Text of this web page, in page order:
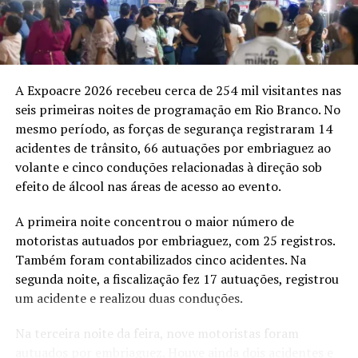
As diferenças regionais são mais acentuadas no Norte,
onde o Pix representa 29,8% das vendas em salão e
pesquisa anterior e também ultrapassa a participação
do cartão de débito na região, de 24,5%.
No Nordeste, o Pix alcança 24,2% das vendas e também
fica à frente do cartão de débito, que responde por
23,4%. Nas demais regiões, a ferramenta ocupa a
participação chega a 18,1% no Sudeste, 17,9% no
Centro-Oeste e 16,5% no Sul.
O dinheiro em espécie permanece abaixo de 11% das
vendas em todas as regiões do país. A expansão dos
estabelecimentos por operações mais rápidas e menores
A Expoacre 2026 recebeu cerca de 254 mil visitantes nas
seis primeiras noites de programação em Rio Branco. No
mesmo período, as forças de segurança registraram 14
acidentes de trânsito, 66 autuações por embriaguez ao
volante e cinco conduções relacionadas à direção sob
efeito de álcool nas áreas de acesso ao evento.
A primeira noite concentrou o maior número de
motoristas autuados por embriaguez, com 25 registros.
Também foram contabilizados cinco acidentes. Na
segunda noite, a fiscalização fez 17 autuações, registrou
um acidente e realizou duas conduções.
Na terceira noite da feira, nove motoristas foram